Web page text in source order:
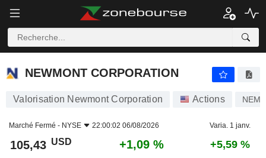
NEWMONT CORPORATION
NEWMONT CORPORATION
Valorisation Newmont Corporation Actions NEM
Marché Fermé - NYSE 22:00:02 06/08/2026 Varia. 1 janv.
105,43 USD +1,09 % +5,59 %